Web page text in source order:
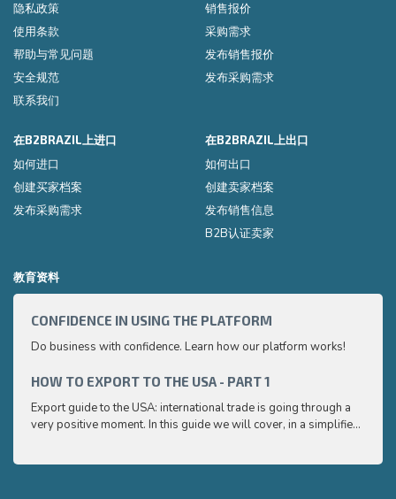
隐私政策
使用条款
帮助与常见问题
安全规范
联系我们
销售报价
采购需求
发布销售报价
发布采购需求
在B2BRAZIL上进口
如何进口
创建买家档案
发布采购需求
在B2BRAZIL上出口
如何出口
创建卖家档案
发布销售信息
B2B认证卖家
教育资料
CONFIDENCE IN USING THE PLATFORM
Do business with confidence. Learn how our platform works!
HOW TO EXPORT TO THE USA - PART 1
Export guide to the USA: international trade is going through a
very positive moment. In this guide we will cover, in a simplified
to